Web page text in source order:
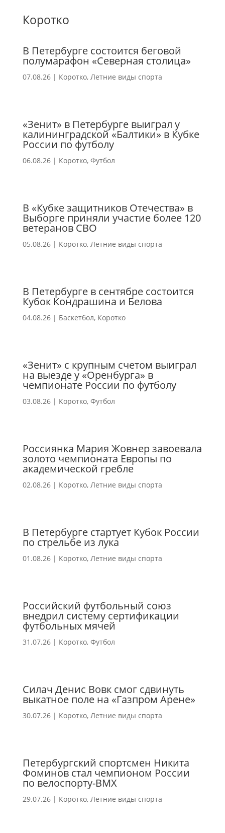
Коротко
В Петербурге состоится беговой
полумарафон «Северная столица»
07.08.26| Коротко, Летние виды спорта
«Зенит» в Петербурге выиграл у
калининградской «Балтики» в Кубке
России по футболу
06.08.26| Коротко, Футбол
В «Кубке защитников Отечества» в
Выборге приняли участие более 120
ветеранов СВО
05.08.26| Коротко, Летние виды спорта
В Петербурге в сентябре состоится
Кубок Кондрашина и Белова
04.08.26| Баскетбол, Коротко
«Зенит» с крупным счетом выиграл
на выезде у «Оренбурга» в
чемпионате России по футболу
03.08.26| Коротко, Футбол
Россиянка Мария Жовнер завоевала
золото чемпионата Европы по
академической гребле
02.08.26| Коротко, Летние виды спорта
В Петербурге стартует Кубок России
по стрельбе из лука
01.08.26| Коротко, Летние виды спорта
Российский футбольный союз
внедрил систему сертификации
футбольных мячей
31.07.26| Коротко, Футбол
Силач Денис Вовк смог сдвинуть
выкатное поле на «Газпром Арене»
30.07.26| Коротко, Летние виды спорта
Петербургский спортсмен Никита
Фоминов стал чемпионом России
по велоспорту-ВМХ
29.07.26| Коротко, Летние виды спорта